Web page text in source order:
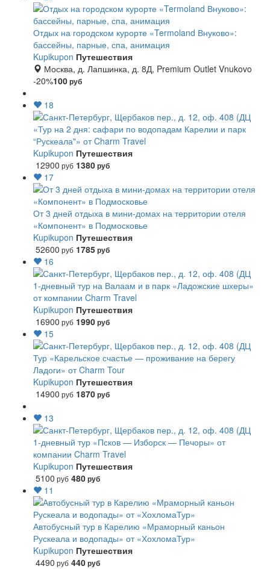
Отдых на городском курорте «Termoland Внуково»:
бассейны, парные, спа, анимация
Kupikupon Путешествия
Москва, д. Лапшинка, д. 8Д, Premium Outlet Vnukovo
-20%100руб
18
«Тур на 2 дня: сафари по водопадам Карелии и парк
“Рускеала"» от Charm Travel
Kupikupon Путешествия
12900 руб 1380руб
17
От 3 дней отдыха в мини-домах на территории отеля
«Компонент» в Подмосковье
Kupikupon Путешествия
52600 руб 1785руб
16
1-дневный тур на Валаам и в парк «Ладожские шхеры»
от компании Charm Travel
Kupikupon Путешествия
16900 руб 1990руб
15
Тур «Карельское счастье — проживание на берегу
Ладоги» от Charm Tour
Kupikupon Путешествия
14900 руб 1870руб
13
1-дневный тур «Псков — Изборск — Печоры» от
компании Charm Travel
Kupikupon Путешествия
5100 руб 480руб
11
Автобусный тур в Карелию «Мраморный каньон
Рускеала и водопады» от «ХохломаТур»
Kupikupon Путешествия
4490 руб 440руб